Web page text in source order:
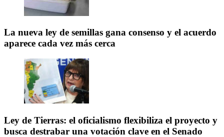
La nueva ley de semillas gana consenso y el acuerdo
aparece cada vez más cerca
Ley de Tierras: el oficialismo flexibiliza el proyecto y
busca destrabar una votación clave en el Senado